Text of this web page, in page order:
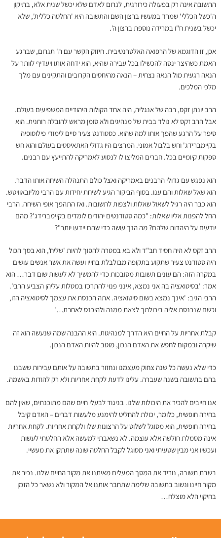
התשובה אינה רק בפעולה כירורגית, לגרום לאדם שלא יכשל שנית אלא, בתיקון
ה'כשל הכללי' שמרד במעשיו ברצון השם והתשובה היא 'החלטה כללית', שלא
יכשל בשנית ח"ו במרידה נוספת ברצון ה'.
אכן, זו הדוגמא של הרפואה האלטרנטיבית. חיזוק הקשר עם ה' תגרום, שברגע
האמת כשהיצר ינסה להכשילו בכל עבירה שהיא, הוא ידחה אותו ויעדיף לוותר על
הנאה רגעית מול הנאה נצחית – הנאה מהיחסים הקרובים והתקינים עם מלך
מלכי המלכים.
הרב יונתן זקס, רבה של אנגליה, היה אחד הקולות היהודיים המשפיעים בעולם.
אבל הרב זקס לא נולד בבית של מנהיגים ולא סומן מראש להובלה רוחנית. הוא
סיפר על הרגע שהפך אותו למה שהוא. כסטודנט צעיר סיים לימודי פילוסופיה
בקיימברידג' וחש בלבול אמוני. המרצים היו גדולי האתאיסטים בעולם והוא חש
ספקות קיומיים בכל. חברים המליצו לו לנסוע לאמריקה להתייעץ עם רבנים.
הוא נפגש עם גדולי הרבנים באמריקה ואצל כולם התנהלה השיחה אותו הדבר.
הוא שאל שאלות והם ענו. בסוף הביקור הגיע לשיחת יחידות עם הרבי מליובאוויטש.
הוא כבר היה רגיל לשאול שאלות ולצפות לתשובות. ואז התהפך אופי השיחה. הרבי
החל להפנות אליו שאלות: "כמה סטודנטים יהודים לומדים בקיימברידג'? מהם
יודעים על היהדות שלהם? מה הנך עושה כדי שהם יידעו יותר"?
הרב זקס לא היה חסיד חב"ד ולא בא במטרה להפוך להיות 'שליח', הוא בסך הכול
היה סטודנט צעיר שתקוע בתקופה מבולבלת בחייו ועשה את אשר אנשים עושים
במקרה הזה: הם עונים תשובות מסובכות כדי להמשיך לא לעשות שום דבר… הוא
אמר: 'בסיטואציה בה אני נמצא, אינני פנוי להתרכז במטלות עליהן הצביע הרבי'.
הרבי הגיב: 'אינך נמצא בשום סיטואציה. אתה הכנסת את עצמך לסיטואציה הזו,
וכשם שנכנסת אליה ביכולתך לצאת ממנה ולהיכנס לאחרת…'
קבלת אחריות על החיים היא הדרך למנהיגות. היא ההבנה שמה שנעשה הוא זה
שיקרה ובמקום לחפש את האדם הנכון, מוטב להיות האדם הנכון.
כדי שלא נעשה כל שנה צחוק מעצמנו ונחזור בתשובה על אותם עבירות ששבנו
בהם בתשובה בשנה שעברה. עלינו לדעת לקחת אחריות ולא רק להודות באשמה.
אנו חייבים להכיר את היכולות שלנו. בניגוד לבעלי חיים שהם מתוכנתים, שאין להם
בחירה חופשית, כלומר, יכולת להחליט להימנע מלעשות דברים – האדם קיבל
בחירה חופשית, הוא מסוגל לשלוט על הרצונות שלו ולקחת אחריות. לקחת אחריות
אינה מסמלת חולשה אלא עוצמה. לא נשאבתי למעשה אלא החלטתי לעשות
ועכשיו אני מבין שטעיתי ואני מסוגל לקבל החלטה שונה שתתקן את מעשיי.
בשבת תשובה, נוריד את המסך המעלים מאיתנו את מקור החיים שלנו. נכיר את
מקור חיינו ונשוב בתשובה שלימה שתחבר אותנו אל המקור ולא נשאר כל הזמן
בחיקוי הלא מוצלח…